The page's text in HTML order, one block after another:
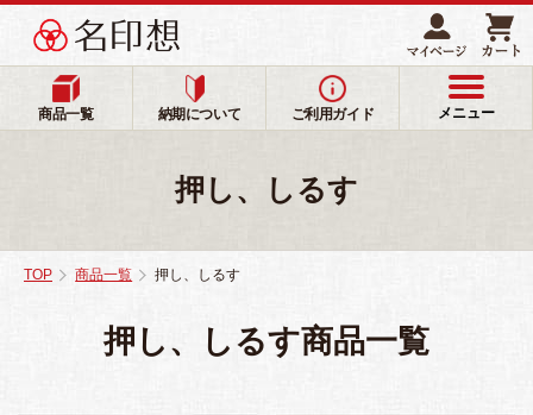
商品一覧 納期について ご利用ガイド メニュー
押し、しるす
TOP 商品一覧 押し、しるす
押し、しるす商品一覧